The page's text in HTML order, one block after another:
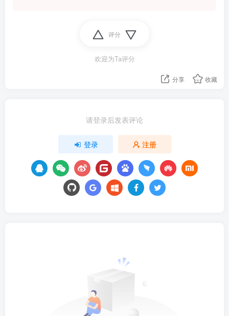
评分
欢迎为Ta评分
分享 收藏
请登录后发表评论
登录 注册